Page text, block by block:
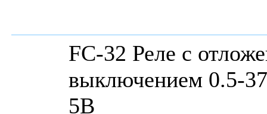
FC-32 Реле с
выключением 0.5-
5В